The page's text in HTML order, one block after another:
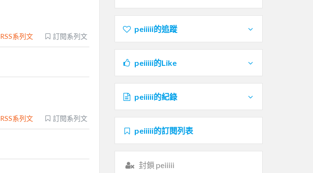
訂閱系列文
RSS系列文
訂閱系列文
RSS系列文
peiiiii的追蹤
peiiiii的Like
peiiiii的紀錄
peiiiii的訂閱列表
封鎖 peiiiii